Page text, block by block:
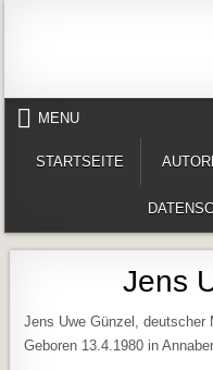
MENU
STARTSEITE
Jens
Jens Uwe Günzel, deutscher
Geboren 13.4.1980 in